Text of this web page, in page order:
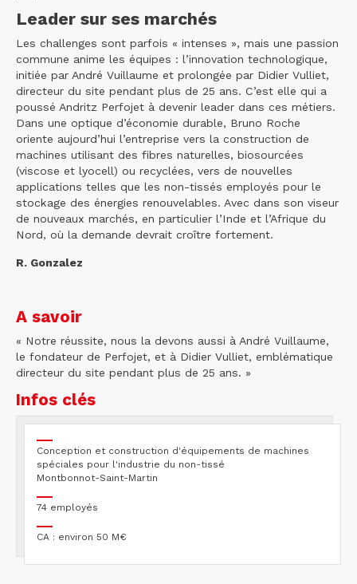
Leader sur ses marchés
Les challenges sont parfois « intenses », mais une passion
commune anime les équipes : l’innovation technologique,
initiée par André Vuillaume et prolongée par Didier Vulliet,
directeur du site pendant plus de 25 ans. C’est elle qui a
poussé Andritz Perfojet à devenir leader dans ces métiers.
Dans une optique d’économie durable, Bruno Roche
oriente aujourd’hui l’entreprise vers la construction de
machines utilisant des fibres naturelles, biosourcées
(viscose et lyocell) ou recyclées, vers de nouvelles
applications telles que les non-tissés employés pour le
stockage des énergies renouvelables. Avec dans son viseur
de nouveaux marchés, en particulier l’Inde et l’Afrique du
Nord, où la demande devrait croître fortement.
R. Gonzalez
A savoir
« Notre réussite, nous la devons aussi à André Vuillaume,
le fondateur de Perfojet, et à Didier Vulliet, emblématique
directeur du site pendant plus de 25 ans. »
Infos clés
Conception et construction d'équipements de machines
spéciales pour l'industrie du non-tissé
Montbonnot-Saint-Martin
74 employés
CA : environ 50 M€